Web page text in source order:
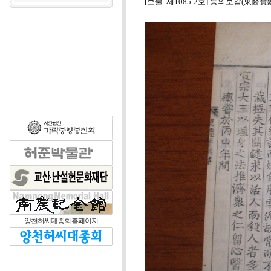
양천허씨대종회 홈페이지